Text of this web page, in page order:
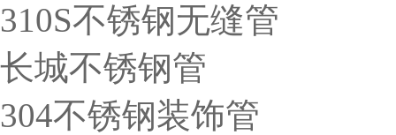
310S不锈钢无缝管
长城不锈钢管
304不锈钢装饰管